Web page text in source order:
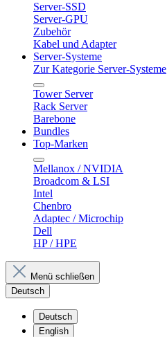
Server-SSD
Server-GPU
Zubehör
Kabel und Adapter
Server-Systeme
Zur Kategorie Server-Systeme
Tower Server
Rack Server
Barebone
Bundles
Top-Marken
Mellanox / NVIDIA
Broadcom & LSI
Intel
Chenbro
Adaptec / Microchip
Dell
HP / HPE
Menü schließen
Deutsch
Deutsch
English